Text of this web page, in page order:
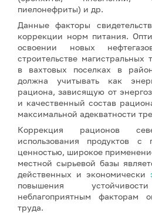
пиелонефриты) и др.
Данные факторы
коррекции норм питания.
освоении новых
строительстве магистральных
в вахтовых поселках в
должна учитывать как
рациона, зависящую от
и качественный состав
максимальной адекватности
Коррекция рационов
использования продуктов с
ценностью, широкое
местной сырьевой базы
действенных и экономически
повышения
неблагоприятным факторам
труда.